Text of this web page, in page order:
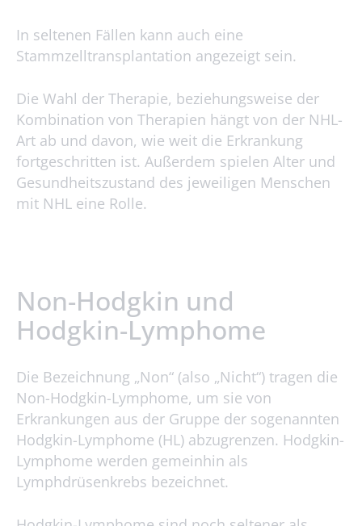
In seltenen Fällen kann auch eine
Stammzelltransplantation angezeigt sein.
Die Wahl der Therapie, beziehungsweise der
Kombination von Therapien hängt von der NHL-
Art ab und davon, wie weit die Erkrankung
fortgeschritten ist. Außerdem spielen Alter und
Gesundheitszustand des jeweiligen Menschen
mit NHL eine Rolle.
Non-Hodgkin und
Hodgkin-Lymphome
Die Bezeichnung „Non“ (also „Nicht“) tragen die
Non-Hodgkin-Lymphome, um sie von
Erkrankungen aus der Gruppe der sogenannten
Hodgkin-Lymphome (HL) abzugrenzen. Hodgkin-
Lymphome werden gemeinhin als
Lymphdrüsenkrebs bezeichnet.